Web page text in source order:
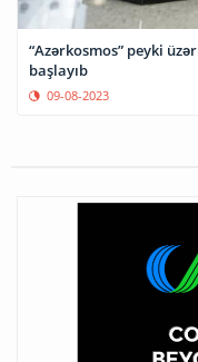
“Azərkosmos” peyki
başlayıb
09-08-2023